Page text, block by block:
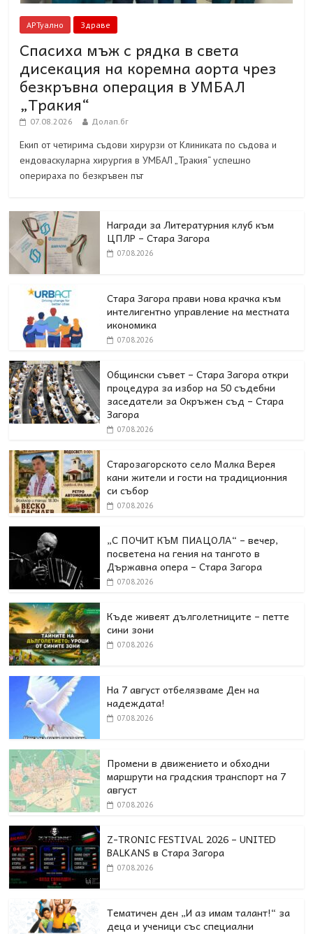
АРТуално Здраве
Спасиха мъж с рядка в света
дисекация на коремна аорта чрез
безкръвна операция в УМБАЛ
„Тракия“
07.08.2026 Долап.бг
Екип от четирима съдови хирурзи от Клиниката по съдова и
ендоваскуларна хирургия в УМБАЛ „Тракия“ успешно
оперираха по безкръвен път
Награди за Литературния клуб към
ЦПЛР – Стара Загора
07.08.2026
Стара Загора прави нова крачка към
интелигентно управление на местната
икономика
07.08.2026
Общински съвет – Стара Загора откри
процедура за избор на 50 съдебни
заседатели за Окръжен съд – Стара
Загора
07.08.2026
Старозагорското село Малка Верея
кани жители и гости на традиционния
си събор
07.08.2026
„С ПОЧИТ КЪМ ПИАЦОЛА“ – вечер,
посветена на гения на тангото в
Държавна опера – Стара Загора
07.08.2026
Къде живеят дълголетниците – петте
сини зони
07.08.2026
На 7 август отбелязваме Ден на
надеждата!
07.08.2026
Промени в движението и обходни
маршрути на градския транспорт на 7
август
07.08.2026
Z-TRONIC FESTIVAL 2026 – UNITED
BALKANS в Стара Загора
07.08.2026
Тематичен ден „И аз имам талант!“ за
деца и ученици със специални